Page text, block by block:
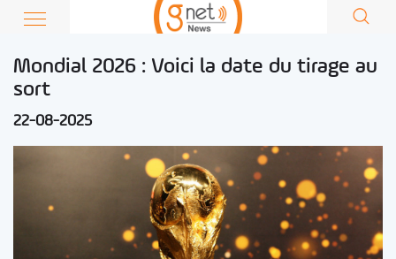
Mondial 2026 : Voici la date du tirage au
sort
22-08-2025